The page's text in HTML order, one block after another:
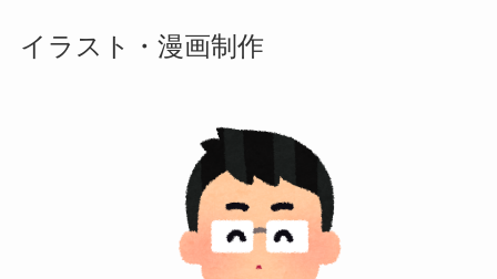
イラスト・漫画制作